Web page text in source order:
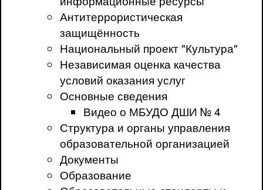
Антитеррористическая
защищённость
Национальный проект "Культура"
Независимая оценка качества
условий оказания услуг
Основные сведения
Видео о МБУДО ДШИ № 4
Структура и органы управления
образовательной организацией
Документы
Образование